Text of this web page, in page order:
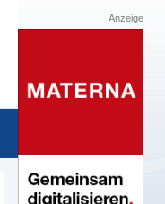
Anzeige